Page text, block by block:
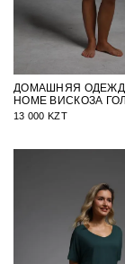
ДОМАШНЯЯ ОДЕЖДА
HOME ВИСКОЗА
13 000 KZT